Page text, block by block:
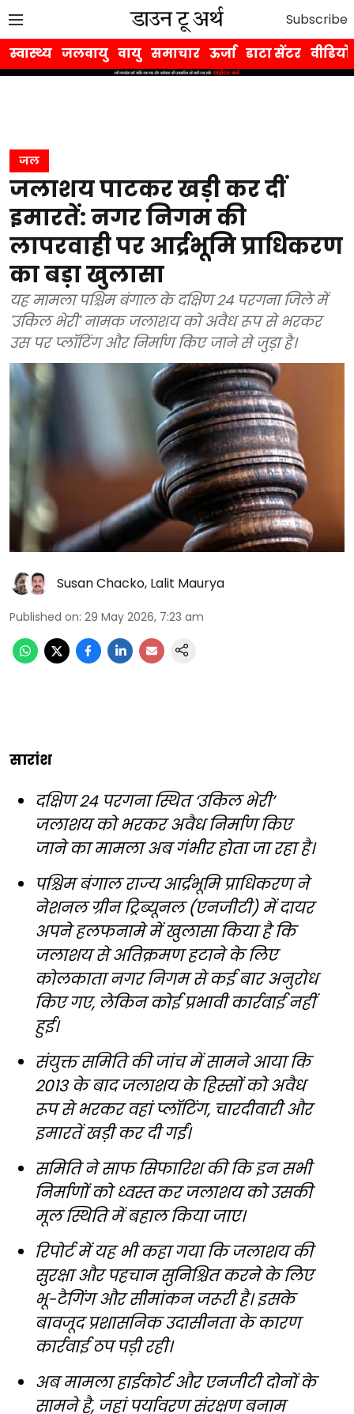
Subscribe
स्वास्थ्य जलवायु वायु समाचार ऊर्जा डाटा सेंटर वीडियो
जल
जलाशय पाटकर खड़ी कर दीं
इमारतें: नगर निगम की
लापरवाही पर आर्द्रभूमि प्राधिकरण
का बड़ा खुलासा
यह मामला पश्चिम बंगाल के दक्षिण 24 परगना जिले में
'उकिल भेरी' नामक जलाशय को अवैध रूप से भरकर
उस पर प्लॉटिंग और निर्माण किए जाने से जुड़ा है।
Susan Chacko, Lalit Maurya
Published on: 29 May 2026, 7:23 am
सारांश
दक्षिण 24 परगना स्थित ‘उकिल भेरी’
जलाशय को भरकर अवैध निर्माण किए
जाने का मामला अब गंभीर होता जा रहा है।
पश्चिम बंगाल राज्य आर्द्रभूमि प्राधिकरण ने
नेशनल ग्रीन ट्रिब्यूनल (एनजीटी) में दायर
अपने हलफनामे में खुलासा किया है कि
जलाशय से अतिक्रमण हटाने के लिए
कोलकाता नगर निगम से कई बार अनुरोध
किए गए, लेकिन कोई प्रभावी कार्रवाई नहीं
हुई।
संयुक्त समिति की जांच में सामने आया कि
2013 के बाद जलाशय के हिस्सों को अवैध
रूप से भरकर वहां प्लॉटिंग, चारदीवारी और
इमारतें खड़ी कर दी गईं।
समिति ने साफ सिफारिश की कि इन सभी
निर्माणों को ध्वस्त कर जलाशय को उसकी
मूल स्थिति में बहाल किया जाए।
रिपोर्ट में यह भी कहा गया कि जलाशय की
सुरक्षा और पहचान सुनिश्चित करने के लिए
भू-टैगिंग और सीमांकन जरूरी है। इसके
बावजूद प्रशासनिक उदासीनता के कारण
कार्रवाई ठप पड़ी रही।
अब मामला हाईकोर्ट और एनजीटी दोनों के
सामने है, जहां पर्यावरण संरक्षण बनाम